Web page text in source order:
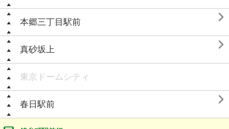
本郷三丁目駅前 
真砂坂上 
東京ドームシティ
春日駅前 